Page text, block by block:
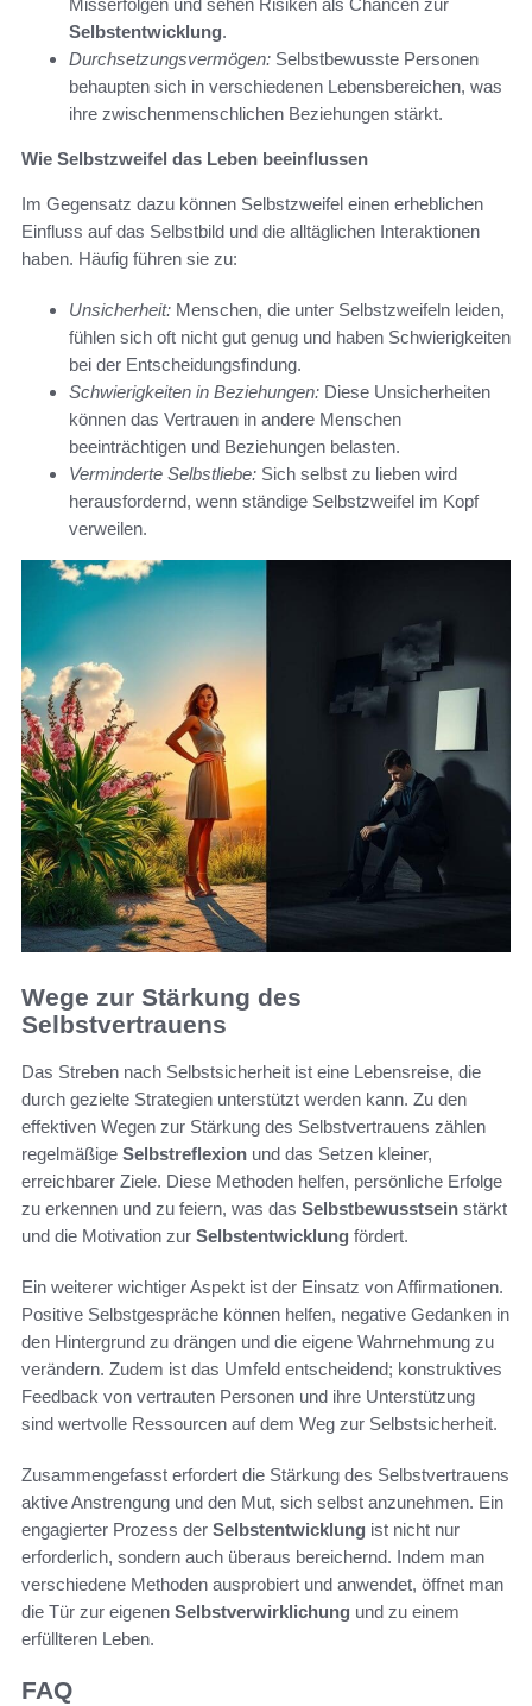
Misserfolgen und sehen Risiken als Chancen zur
Selbstentwicklung.
Durchsetzungsvermögen: Selbstbewusste Personen
behaupten sich in verschiedenen Lebensbereichen, was
ihre zwischenmenschlichen Beziehungen stärkt.
Wie Selbstzweifel das Leben beeinflussen
Im Gegensatz dazu können Selbstzweifel einen erheblichen
Einfluss auf das Selbstbild und die alltäglichen Interaktionen
haben. Häufig führen sie zu:
Unsicherheit: Menschen, die unter Selbstzweifeln leiden,
fühlen sich oft nicht gut genug und haben Schwierigkeiten
bei der Entscheidungsfindung.
Schwierigkeiten in Beziehungen: Diese Unsicherheiten
können das Vertrauen in andere Menschen
beeinträchtigen und Beziehungen belasten.
Verminderte Selbstliebe: Sich selbst zu lieben wird
herausfordernd, wenn ständige Selbstzweifel im Kopf
verweilen.
Wege zur Stärkung des
Selbstvertrauens
Das Streben nach Selbstsicherheit ist eine Lebensreise, die
durch gezielte Strategien unterstützt werden kann. Zu den
effektiven Wegen zur Stärkung des Selbstvertrauens zählen
regelmäßige Selbstreflexion und das Setzen kleiner,
erreichbarer Ziele. Diese Methoden helfen, persönliche Erfolge
zu erkennen und zu feiern, was das Selbstbewusstsein stärkt
und die Motivation zur Selbstentwicklung fördert.
Ein weiterer wichtiger Aspekt ist der Einsatz von Affirmationen.
Positive Selbstgespräche können helfen, negative Gedanken in
den Hintergrund zu drängen und die eigene Wahrnehmung zu
verändern. Zudem ist das Umfeld entscheidend; konstruktives
Feedback von vertrauten Personen und ihre Unterstützung
sind wertvolle Ressourcen auf dem Weg zur Selbstsicherheit.
Zusammengefasst erfordert die Stärkung des Selbstvertrauens
aktive Anstrengung und den Mut, sich selbst anzunehmen. Ein
engagierter Prozess der Selbstentwicklung ist nicht nur
erforderlich, sondern auch überaus bereichernd. Indem man
verschiedene Methoden ausprobiert und anwendet, öffnet man
die Tür zur eigenen Selbstverwirklichung und zu einem
erfüllteren Leben.
FAQ